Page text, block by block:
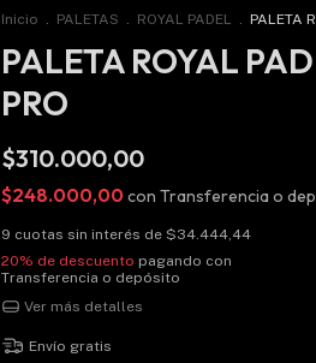
Inicio . PALETAS . ROYAL PADEL . PALETA
PALETA ROYAL
PRO
$310.000,00
$248.000,00con Transferencia o
9 cuotas sin interés de $34.444,44
20% de descuento pagando con
Transferencia o depósito
Ver más detalles
Envío gratis